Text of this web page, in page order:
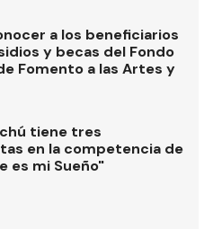
a los beneficiarios
y becas del Fondo
Fomento a las Artes y
tiene tres
en la competencia de
es mi Sueño"